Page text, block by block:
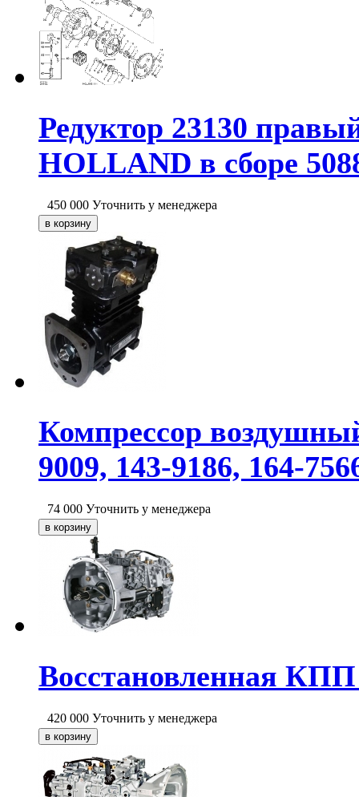
Редуктор 23130
HOLLAND в сборе
450 000 Уточнить у менеджера
Компрессор
9009, 143-9186, 164-
74 000 Уточнить у менеджера
Восстановленная КПП
420 000 Уточнить у менеджера